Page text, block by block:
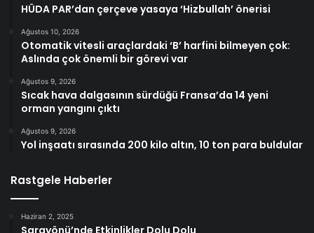
HÜDA PAR’dan çerçeve yasaya ‘Hizbullah’ önerisi
Ağustos 10, 2026
Otomatik vitesli araçlardaki ‘B’ harfini bilmeyen çok:
Aslında çok önemli bir görevi var
Ağustos 9, 2026
Sıcak hava dalgasının sürdüğü Fransa’da 14 yeni
orman yangını çıktı
Ağustos 9, 2026
Yol inşaatı sırasında 200 kilo altın, 10 ton para buldular
Rastgele Haberler
Haziran 2, 2025
Sarayönü’nde Etkinlikler Dolu Dolu